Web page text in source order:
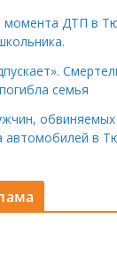
ДТП в
семья
обвиняемых
автомобилей в